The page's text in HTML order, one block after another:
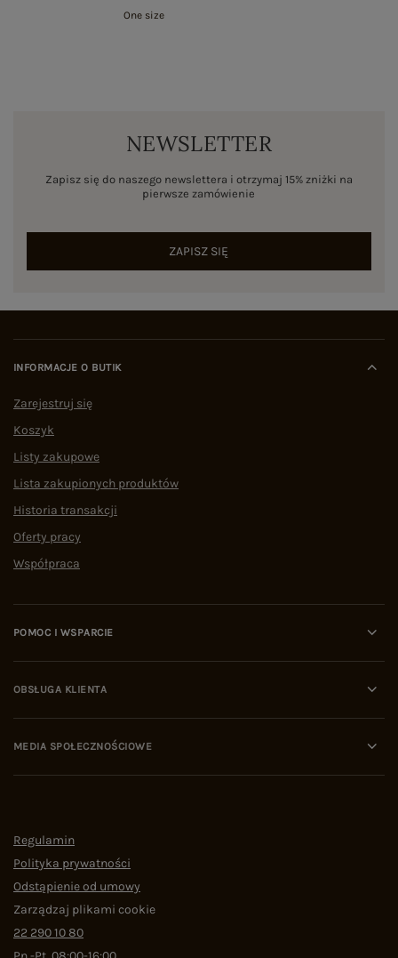
One size
NEWSLETTER
Zapisz się do naszego newslettera i otrzymaj 15% zniżki na
pierwsze zamówienie
ZAPISZ SIĘ
INFORMACJE O BUTIK
Zarejestruj się
Koszyk
Listy zakupowe
Lista zakupionych produktów
Historia transakcji
Oferty pracy
Współpraca
POMOC I WSPARCIE
OBSŁUGA KLIENTA
MEDIA SPOŁECZNOŚCIOWE
Regulamin
Polityka prywatności
Odstąpienie od umowy
Zarządzaj plikami cookie
22 290 10 80